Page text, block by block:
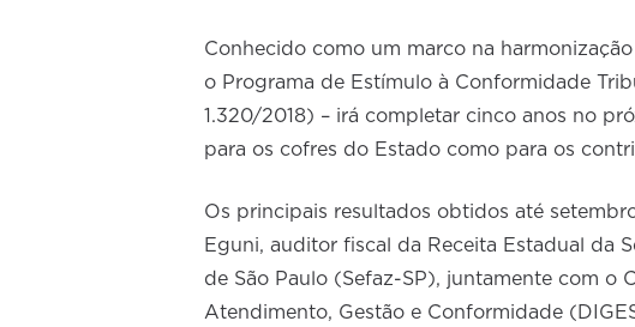
Conhecido como um marco na
o Programa de Estímulo à Conformidade
1.320/2018) – irá completar cinco anos no
para os cofres do Estado como para os
Os principais resultados obtidos até
Eguni, auditor fiscal da Receita Estadual da
de São Paulo (Sefaz-SP), juntamente com o
Atendimento, Gestão e Conformidade